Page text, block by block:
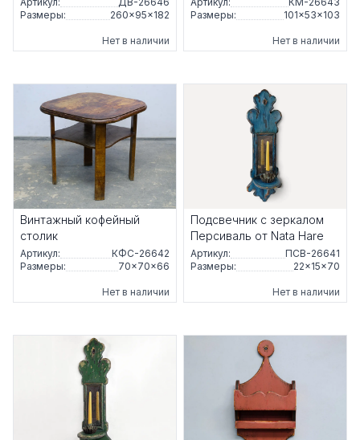
Размеры:
260×95×182
Нет в наличии
Размеры:
101×53×103
Нет в наличии
Винтажный кофейный
столик
Артикул:
КФС-26642
Размеры:
70×70×66
Нет в наличии
Подсвечник с зеркалом
Персиваль от Nata Hare
Артикул:
ПСВ-26641
Размеры:
22×15×70
Нет в наличии